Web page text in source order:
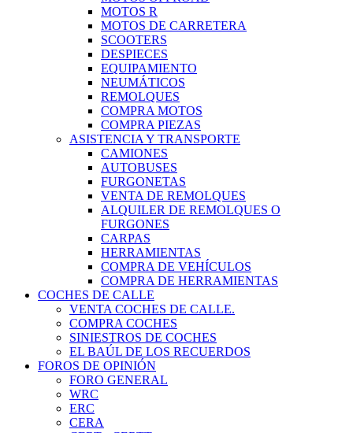
MOTOS R
MOTOS DE CARRETERA
SCOOTERS
DESPIECES
EQUIPAMIENTO
NEUMÁTICOS
REMOLQUES
COMPRA MOTOS
COMPRA PIEZAS
ASISTENCIA Y TRANSPORTE
CAMIONES
AUTOBUSES
FURGONETAS
VENTA DE REMOLQUES
ALQUILER DE REMOLQUES O
FURGONES
CARPAS
HERRAMIENTAS
COMPRA DE VEHÍCULOS
COMPRA DE HERRAMIENTAS
COCHES DE CALLE
VENTA COCHES DE CALLE.
COMPRA COCHES
SINIESTROS DE COCHES
EL BAÚL DE LOS RECUERDOS
FOROS DE OPINIÓN
FORO GENERAL
WRC
ERC
CERA